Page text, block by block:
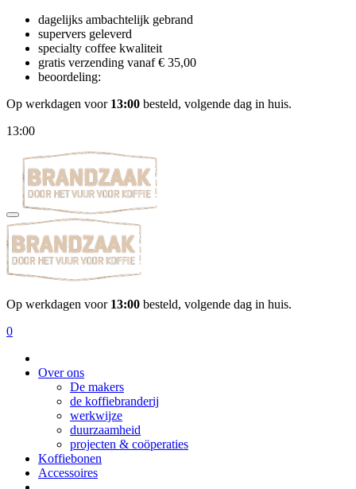
dagelijks ambachtelijk gebrand
supervers geleverd
specialty coffee kwaliteit
gratis verzending vanaf € 35,00
beoordeling:
Op werkdagen voor 13:00 besteld, volgende dag in huis.
13:00
Op werkdagen voor 13:00 besteld, volgende dag in huis.
0
Over ons
De makers
de koffiebranderij
werkwijze
duurzaamheid
projecten & coöperaties
Koffiebonen
Accessoires